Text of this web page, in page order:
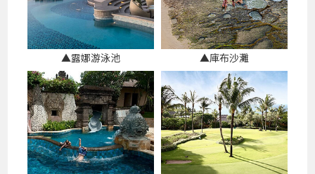
▲露娜游泳池 ▲庫布沙灘